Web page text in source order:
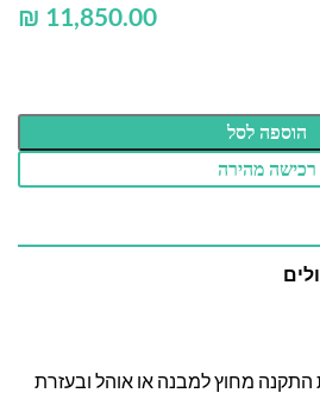
₪
הוספה לסל
רכישה מהירה
מחוץ למבנה או אוהל ובעזרת